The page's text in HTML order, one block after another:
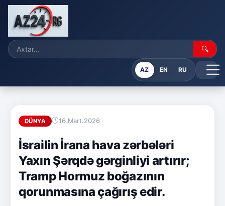
🔍
AZ EN RU
DÜNYA 16.Mart.2026
İsrailin İrana hava zərbələri
Yaxın Şərqdə gərginliyi artırır;
Tramp Hormuz boğazının
qorunmasına çağırış edir.